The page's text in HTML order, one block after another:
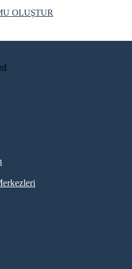
OLUŞTUR